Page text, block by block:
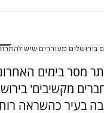
מעוררים שיש
מסר בימים
מקשיבים'
בעיר כהשראה